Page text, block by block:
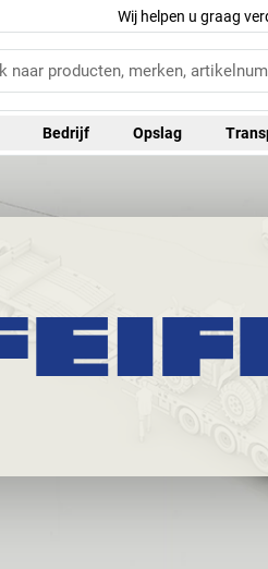
Wij helpen u graag
Bedrijf Opslag